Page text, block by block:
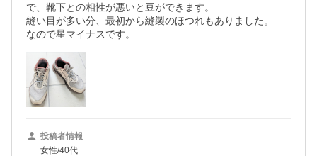
で、靴下との相性が悪いと豆ができます。
縫い目が多い分、最初から縫製のほつれもありました。
投稿者情報
女性/40代